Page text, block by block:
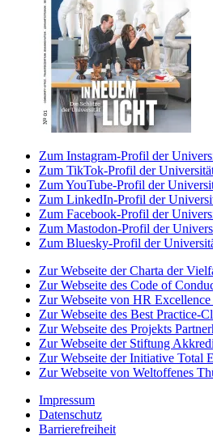
Zum Instagram-Profil der
Zum TikTok-Profil der
Zum YouTube-Profil der
Zum LinkedIn-Profil der
Zum Facebook-Profil der
Zum Mastodon-Profil der
Zum Bluesky-Profil der
Zur Webseite der Charta der
Zur Webseite des Code of
Zur Webseite von HR
Zur Webseite des Best Practice-
Zur Webseite des Projekts
Zur Webseite der Stiftung
Zur Webseite der Initiative Total
Zur Webseite von Weltoffenes
Impressum
Datenschutz
Barrierefreiheit